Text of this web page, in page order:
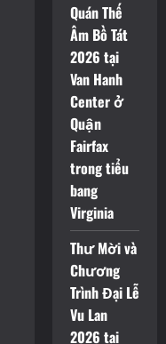
Quán Thế
Âm Bồ Tát
2026 tại
Van Hanh
Center ở
Quận
Fairfax
trong tiểu
bang
Virginia
Thư Mời và
Chương
Trình Đại Lễ
Vu Lan
2026 tại